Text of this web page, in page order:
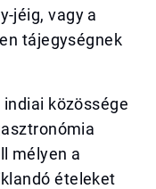
jéig, vagy a
tájegységnek
közössége
mélyen a
ételeket